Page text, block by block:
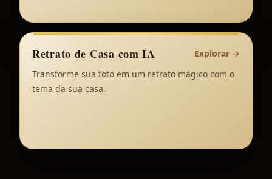
Retrato de Casa com IA Explorar →
Transforme sua foto em um retrato mágico com o
tema da sua casa.